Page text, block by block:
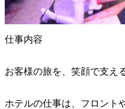
仕事内容
お客様の旅を、笑顔で支え
ホテルの仕事は、フロント